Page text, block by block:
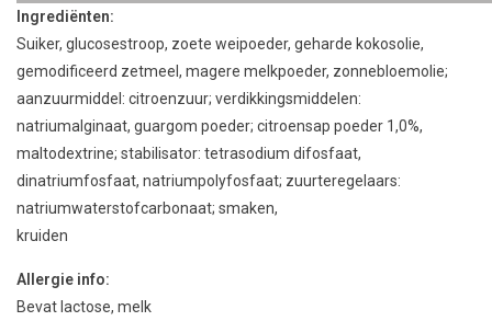
Ingrediënten:
Suiker, glucosestroop, zoete weipoeder, geharde kokosolie,
gemodificeerd zetmeel, magere melkpoeder, zonnebloemolie;
aanzuurmiddel: citroenzuur; verdikkingsmiddelen:
natriumalginaat, guargom poeder; citroensap poeder 1,0%,
maltodextrine; stabilisator: tetrasodium difosfaat,
dinatriumfosfaat, natriumpolyfosfaat; zuurteregelaars:
natriumwaterstofcarbonaat; smaken,
kruiden
Allergie info:
Bevat lactose, melk